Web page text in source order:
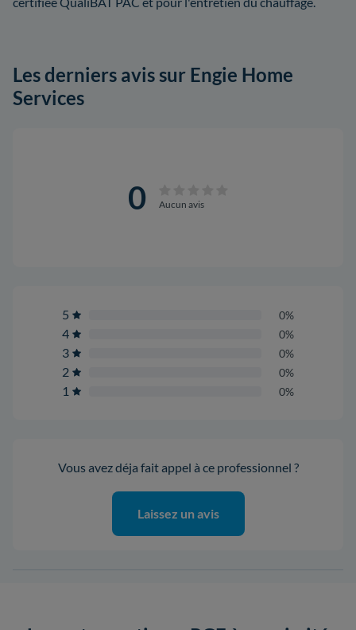
Les derniers avis sur Engie Home
Services
0 Aucun avis
5 0%
4 0%
3 0%
2 0%
1 0%
Vous avez déja fait appel à ce professionnel ?
Laissez un avis